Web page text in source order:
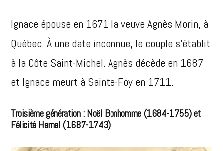
Ignace épouse en 1671 la veuve Agnès Morin, à
Québec. À une date inconnue, le couple s’établit
à la Côte Saint-Michel. Agnès décède en 1687
et Ignace meurt à Sainte-Foy en 1711.
Troisième génération : Noël Bonhomme (1684-1755) et
Félicité Hamel (1687-1743)